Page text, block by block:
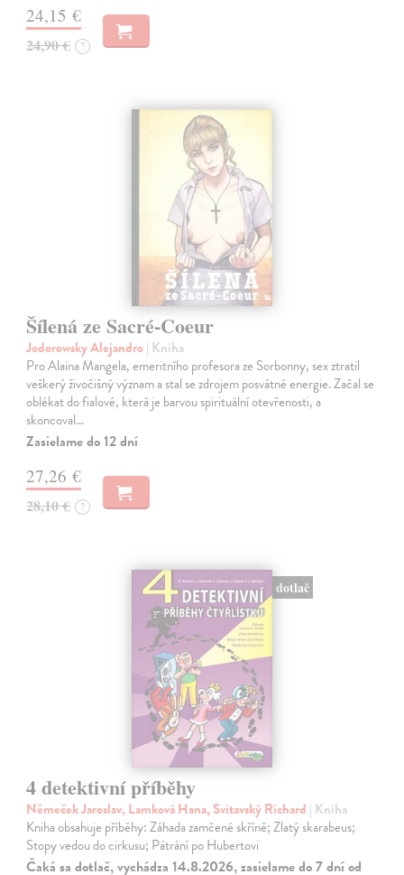
24,15 €
24,90 € ?
Šílená ze Sacré-Coeur
Jodorowsky Alejandro| Kniha
Pro Alaina Mangela, emeritního profesora ze Sorbonny, sex ztratil
veškerý živočišný význam a stal se zdrojem posvátné energie. Začal se
oblékat do fialové, která je barvou spirituální otevřenosti, a
skoncoval…
Zasielame do 12 dní
27,26 €
28,10 € ?
dotlač
4 detektivní příběhy
Němeček Jaroslav, Lamková Hana, Svitavský Richard | Kniha
Kniha obsahuje příběhy: Záhada zamčené skříně; Zlatý skarabeus;
Stopy vedou do cirkusu; Pátrání po Hubertovi
Čaká sa dotlač, vychádza 14.8.2026, zasielame do 7 dní od